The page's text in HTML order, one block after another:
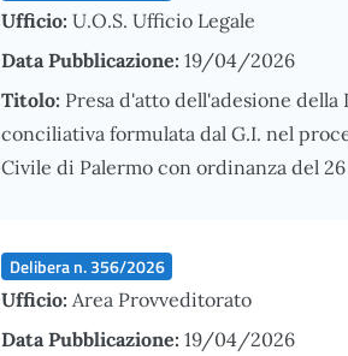
Ufficio: U.O.S. Ufficio Legale
Data Pubblicazione: 19/04/2026
Titolo: Presa d'atto dell'adesione
conciliativa formulata dal G.I. nel
Civile di Palermo con ordinanza del
Delibera n. 356/2026
Ufficio: Area Provveditorato
Data Pubblicazione: 19/04/2026